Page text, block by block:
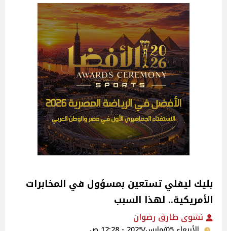
بليك ليفلي تستعين بمسؤول في المخابرات
الأمريكية.. لهذا السبب
نشوى طارق رضوان